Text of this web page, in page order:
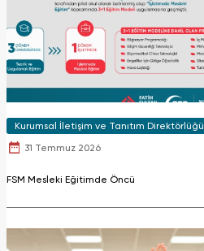
Kurumsal İletişim ve Tanıtım Direktörlüğü
31 Temmuz 2026
FSM Mesleki Eğitimde Öncü